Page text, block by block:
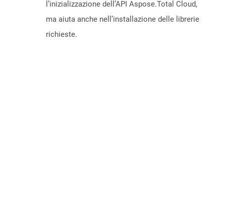
l’inizializzazione dell’API Aspose.Total Cloud,
ma aiuta anche nell’installazione delle librerie
richieste.